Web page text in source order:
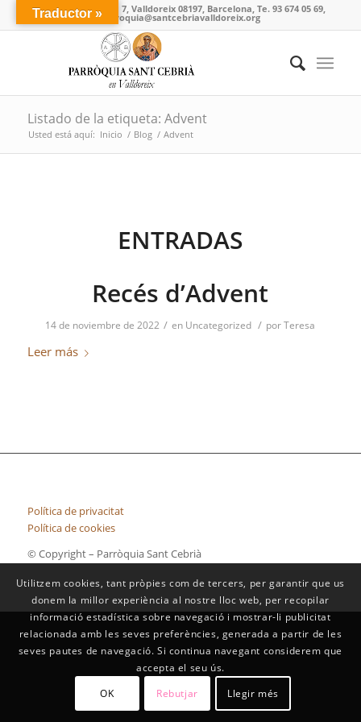
Carrer de l'Església 7, Valldoreix 08197, Barcelona, Te. 93 674 05 69,
parroquia@santcebriavalldoreix.org
Listado de la etiqueta: Advent
Usted está aquí: Inicio / Blog / Advent
ENTRADAS
Recés d’Advent
14 de noviembre de 2022 / en Uncategorized / porTeresa
Leer más
Política de privacitat
Política de cookies
© Copyright – Parròquia Sant Cebrià
Utilitzem cookies, tant pròpies com de tercers, per garantir que us
donem la millor experiència al nostre lloc web, per recopilar
informació estadística sobre navegació i mostrar-li publicitat
relacionada amb les seves preferències, generada a partir de les
seves pautes de navegació. Si continua navegant considerem que
accepta el seu ús.
OK
Rebutjar Llegir més
Traductor »